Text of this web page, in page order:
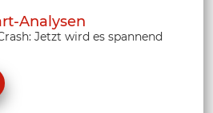
Analysen
Jetzt wird es spannend